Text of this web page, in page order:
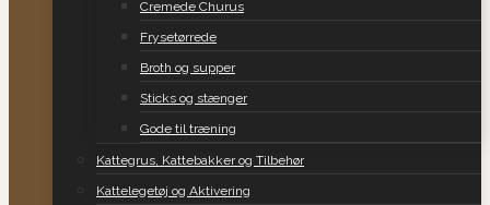
Cremede Churus
Frysetørrede
Broth og supper
Sticks og stænger
Gode til træning
Kattegrus, Kattebakker og Tilbehør
Kattelegetøj og Aktivering